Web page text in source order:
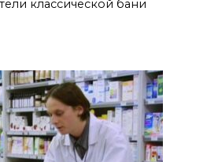
классической бани